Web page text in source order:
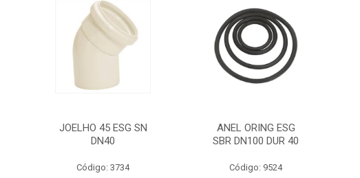
JOELHO 45 ESG SN
DN40
Código: 3734
ANEL ORING ESG
SBR DN100 DUR 40
Código: 9524